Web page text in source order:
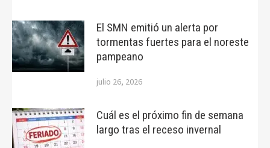
El SMN emitió un alerta por
tormentas fuertes para el noreste
pampeano
julio 26, 2026
Cuál es el próximo fin de semana
largo tras el receso invernal